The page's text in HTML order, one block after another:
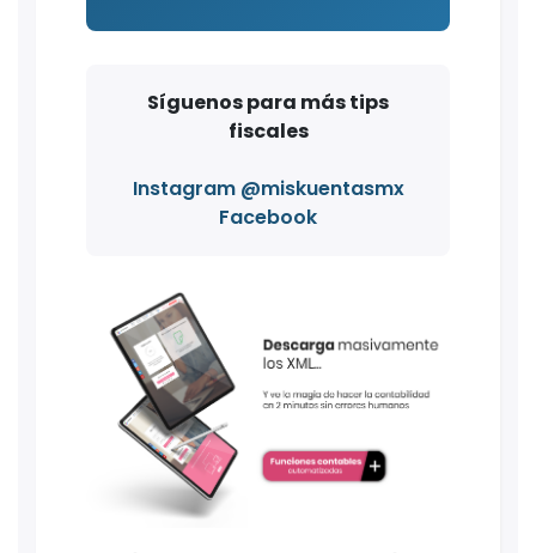
Síguenos para más tips
fiscales
Instagram @miskuentasmx
Facebook